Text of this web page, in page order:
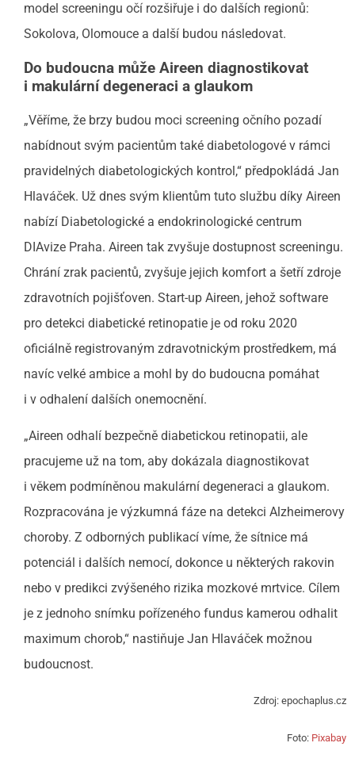
model screeningu očí rozšiřuje i do dalších regionů:
Sokolova, Olomouce a další budou následovat.
Do budoucna může Aireen diagnostikovat
i makulární degeneraci a glaukom
„Věříme, že brzy budou moci screening očního pozadí
nabídnout svým pacientům také diabetologové v rámci
pravidelných diabetologických kontrol,“ předpokládá Jan
Hlaváček. Už dnes svým klientům tuto službu díky Aireen
nabízí Diabetologické a endokrinologické centrum
DIAvize Praha. Aireen tak zvyšuje dostupnost screeningu.
Chrání zrak pacientů, zvyšuje jejich komfort a šetří zdroje
zdravotních pojišťoven. Start-up Aireen, jehož software
pro detekci diabetické retinopatie je od roku 2020
oficiálně registrovaným zdravotnickým prostředkem, má
navíc velké ambice a mohl by do budoucna pomáhat
i v odhalení dalších onemocnění.
„Aireen odhalí bezpečně diabetickou retinopatii, ale
pracujeme už na tom, aby dokázala diagnostikovat
i věkem podmíněnou makulární degeneraci a glaukom.
Rozpracována je výzkumná fáze na detekci Alzheimerovy
choroby. Z odborných publikací víme, že sítnice má
potenciál i dalších nemocí, dokonce u některých rakovin
nebo v predikci zvýšeného rizika mozkové mrtvice. Cílem
je z jednoho snímku pořízeného fundus kamerou odhalit
maximum chorob,“ nastiňuje Jan Hlaváček možnou
budoucnost.
Zdroj: epochaplus.cz
Foto: Pixabay